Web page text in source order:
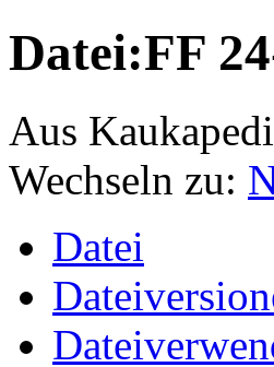
Datei:FF
Aus
Wechseln zu:
Datei